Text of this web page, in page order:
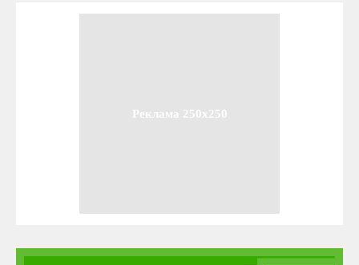
Реклама 250x250